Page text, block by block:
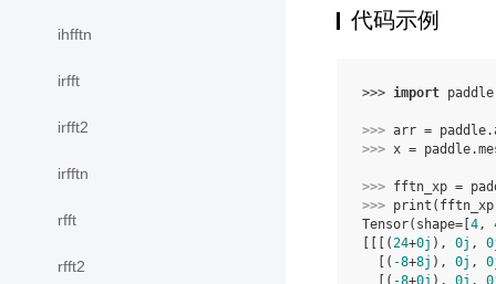
ihfftn
irfft
irfft2
irfftn
rfft
rfft2
代码示例
>>> import paddle
>>> arr = paddle.
>>> x = paddle.
>>> fftn_xp =
>>> print ( fftn_xp
Tensor(shape=[ 4,
[[[(24+0j ), 0j ,
  [(
-8+8j ), 0j ,
  [(
-8+0j ), 0j ,